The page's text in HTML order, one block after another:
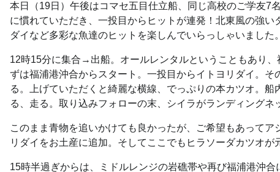
本日（19日）午後はコマセ五目仕立船、同じ高校のご学友7
に慣れていただき、一投目からヒットが連発！北東風の強
ダイなど多彩な魚達のヒットを楽しんでいらっしゃいました。
12時15分に集合→出船。オールレンタルということもあり
ずは福浦港沖合からスタート。一投目からイトヨリダイ。
る。上げていただくと綺麗な横線、でっぷりの本カツオ。
る、走る。取り込みフォローの末、シイラがランディングネ
このまま青物を追いかけても良かったが、ご希望もあって
リダイをお土産に追加。そしてここでもヒラソーダカツオが
15時半過ぎからは、ミドルレンジの岩礁帯や再び福浦港沖